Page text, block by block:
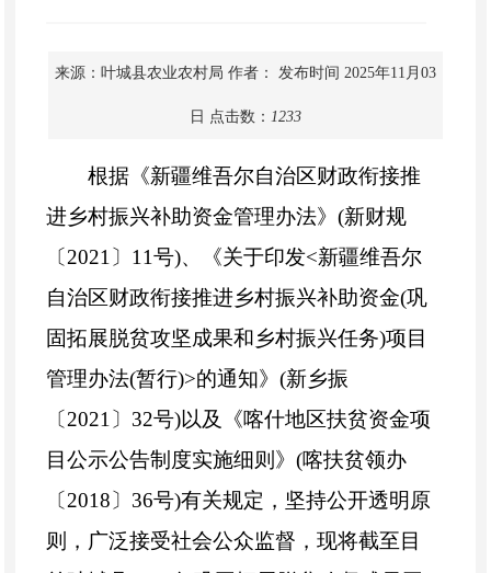
来源：叶城县农业农村局 作者： 发布时间 2025年11月03
日 点击数： 1233
根据《新疆维吾尔自治区财政衔接推
进乡村振兴补助资金管理办法》(新财规
〔2021〕11号)、《关于印发<新疆维吾尔
自治区财政衔接推进乡村振兴补助资金(巩
固拓展脱贫攻坚成果和乡村振兴任务)项目
管理办法(暂行)>的通知》(新乡振
〔2021〕32号)以及《喀什地区扶贫资金项
目公示公告制度实施细则》(喀扶贫领办
〔2018〕36号)有关规定，坚持公开透明原
则，广泛接受社会公众监督 ，现将截至目